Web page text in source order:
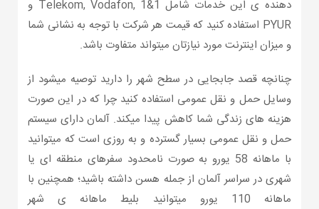
دهنده ی این خدمات شامل Telekom, Vodafon, 1&1 و
PYUR استفاده کنید که قیمت هر شرکت با توجه به نشانی شما
و میزان اینترنت مورد نیازتان میتواند متفاوت باشد.
چنانچه قصد جابجایی در سطح شهر را دارید توصیه میشود از
وسایل حمل و نقل عمومی استفاده کنید چرا که در این صورت
هزینه های زندگی شما کاهش پیدا میکند. آلمان دارای سیستم
حمل و نقل عمومی بسیار گسترده و به روزی است که میتوانید
با ماهانه 58 یورو به صورت نامحدود سفرهای منطقه ای یا
شهری در سراسر آلمان از جمله هسن داشته باشید؛ همچنین با
ماهانه 110 یورو میتوانید بلیط ماهانه ی شهر